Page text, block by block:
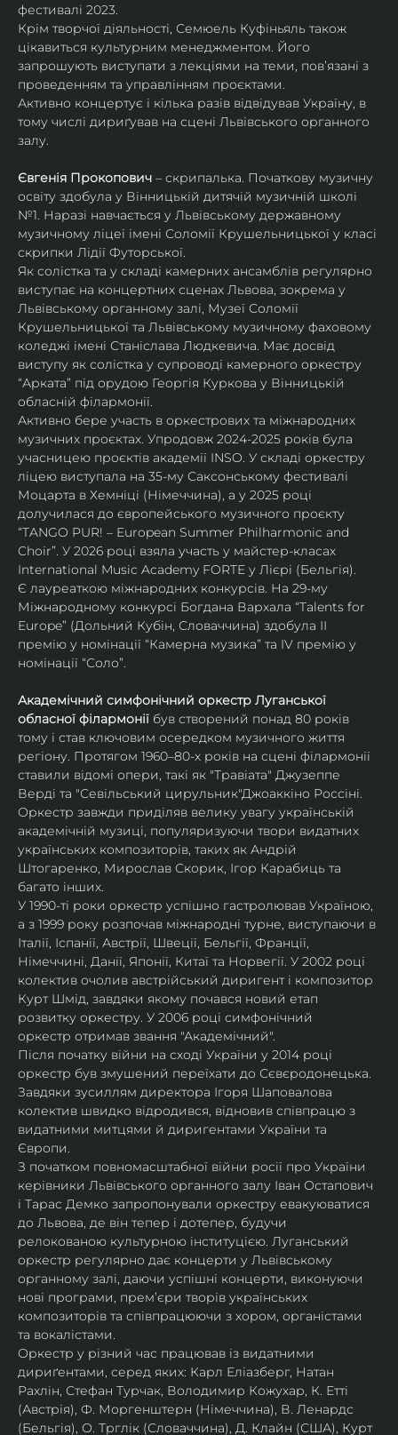
фестивалі 2023.
Крім творчої діяльності, Семюель Куфіньяль також
цікавиться культурним менеджментом. Його
запрошують виступати з лекціями на теми, пов’язані з
проведенням та управлінням проєктами.
Активно концертує і кілька разів відвідував Україну, в
тому числі дириґував на сцені Львівського органного
залу.
Євгенія Прокопович – скрипалька. Початкову музичну
освіту здобула у Вінницькій дитячій музичній школі
№1. Наразі навчається у Львівському державному
музичному ліцеї імені Соломії Крушельницької у класі
скрипки Лідії Футорської.
Як солістка та у складі камерних ансамблів регулярно
виступає на концертних сценах Львова, зокрема у
Львівському органному залі, Музеї Соломії
Крушельницької та Львівському музичному фаховому
коледжі імені Станіслава Людкевича. Має досвід
виступу як солістка у супроводі камерного оркестру
“Арката” під орудою Георгія Куркова у Вінницькій
обласній філармонії.
Активно бере участь в оркестрових та міжнародних
музичних проєктах. Упродовж 2024-2025 років була
учасницею проєктів академії INSO. У складі оркестру
ліцею виступала на 35-му Саксонському фестивалі
Моцарта в Хемніці (Німеччина), а у 2025 році
долучилася до європейського музичного проєкту
“TANGO PUR! – European Summer Philharmonic and
Choir”. У 2026 році взяла участь у майстер-класах
International Music Academy FORTE у Лієрі (Бельгія).
Є лауреаткою міжнародних конкурсів. На 29-му
Міжнародному конкурсі Богдана Вархала “Talents for
Europe” (Дольний Кубін, Словаччина) здобула ІІ
премію у номінації “Камерна музика” та IV премію у
номінації “Соло”.
Академічний симфонічний оркестр Луганської
обласної філармонії був створений понад 80 років
тому і став ключовим осередком музичного життя
регіону. Протягом 1960–80-х років на сцені філармонії
ставили відомі опери, такі як "Травіата" Джузеппе
Верді та "Севільський цирульник"Джоаккіно Россіні.
Оркестр завжди приділяв велику увагу українській
академічній музиці, популяризуючи твори видатних
українських композиторів, таких як Андрій
Штогаренко, Мирослав Скорик, Ігор Карабиць та
багато інших.
У 1990-ті роки оркестр успішно гастролював Україною,
а з 1999 року розпочав міжнародні турне, виступаючи в
Італії, Іспанії, Австрії, Швеції, Бельгії, Франції,
Німеччині, Данії, Японії, Китаї та Норвегії. У 2002 році
колектив очолив австрійський диригент і композитор
Курт Шмід, завдяки якому почався новий етап
розвитку оркестру. У 2006 році симфонічний
оркестр отримав звання "Академічний".
Після початку війни на сході України у 2014 році
оркестр був змушений переїхати до Сєвєродонецька.
Завдяки зусиллям директора Ігоря Шаповалова
колектив швидко відродився, відновив співпрацю з
видатними митцями й диригентами України та
Європи.
З початком повномасштабної війни росії про України
керівники Львівського органного залу Іван Остапович
і Тарас Демко запропонували оркестру евакуюватися
до Львова, де він тепер і дотепер, будучи
релокованою культурною інституцією. Луганський
оркестр регулярно дає концерти у Львівському
органному залі, даючи успішні концерти, виконуючи
нові програми, прем’єри творів українських
композиторів та співпрацюючи з хором, органістами
та вокалістами.
Оркестр у різний час працював із видатними
дириґентами, серед яких: Карл Еліазберг, Натан
Рахлін, Стефан Турчак, Володимир Кожухар, К. Етті
(Австрія), Ф. Моргенштерн (Німеччина), В. Ленардс
(Бельгія), О. Трглік (Словаччина), Д. Клайн (США), Курт